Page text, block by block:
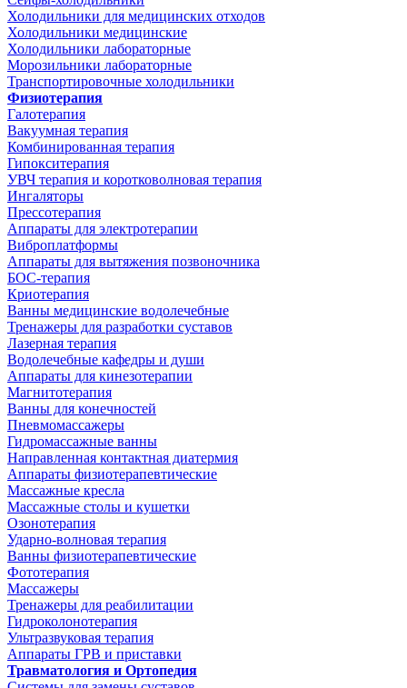
Холодильники для медицинских отходов
Холодильники медицинские
Холодильники лабораторные
Морозильники лабораторные
Транспортировочные холодильники
Физиотерапия
Галотерапия
Вакуумная терапия
Комбинированная терапия
Гипокситерапия
УВЧ терапия и коротковолновая терапия
Ингаляторы
Прессотерапия
Аппараты для электротерапии
Виброплатформы
Аппараты для вытяжения позвоночника
БОС-терапия
Криотерапия
Ванны медицинские водолечебные
Тренажеры для разработки суставов
Лазерная терапия
Водолечебные кафедры и души
Аппараты для кинезотерапии
Магнитотерапия
Ванны для конечностей
Пневмомассажеры
Гидромассажные ванны
Направленная контактная диатермия
Аппараты физиотерапевтические
Массажные кресла
Массажные столы и кушетки
Озонотерапия
Ударно-волновая терапия
Ванны физиотерапевтические
Фототерапия
Массажеры
Тренажеры для реабилитации
Гидроколонотерапия
Ультразвуковая терапия
Аппараты ГРВ и приставки
Травматология и Ортопедия